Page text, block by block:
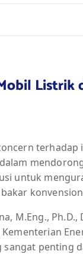
Listrik
untuk
M.Eng.,
Kementerian
penting